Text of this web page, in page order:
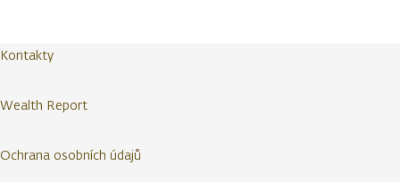
Kontakty
Wealth Report
Ochrana osobních údajů